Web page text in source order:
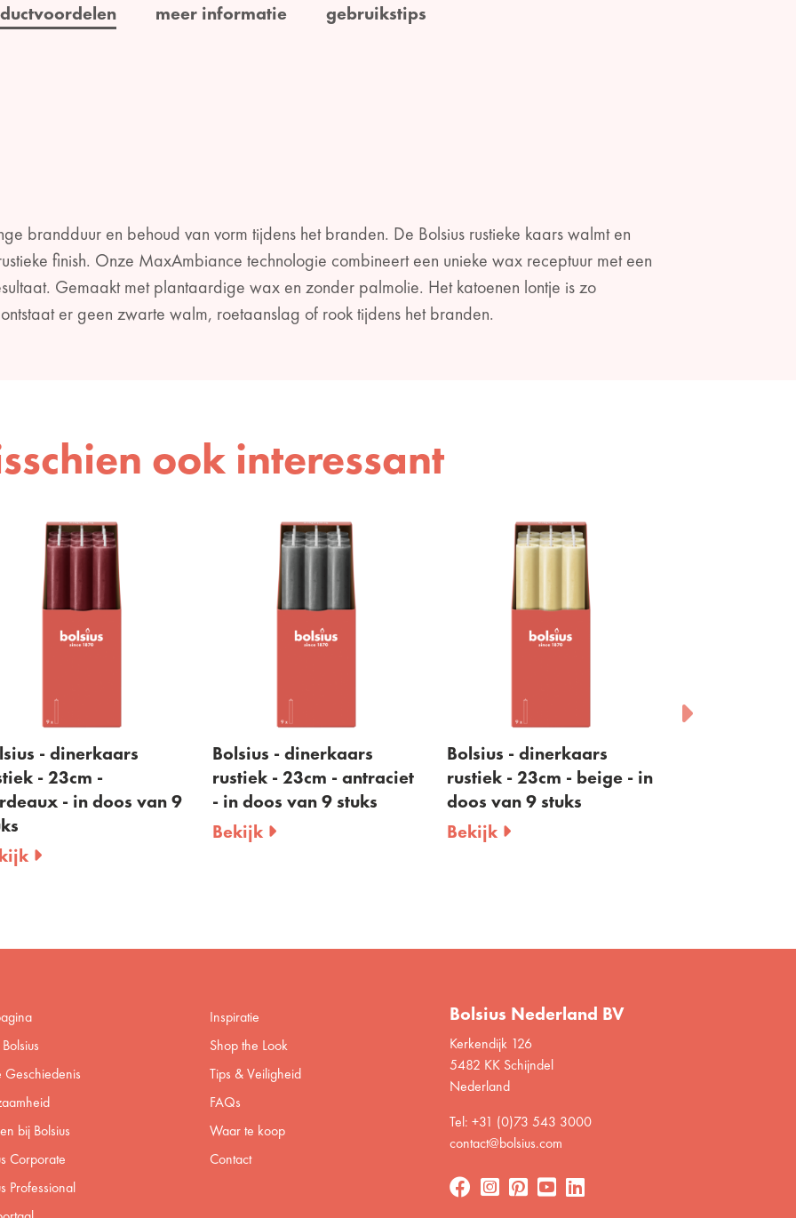
meer informatie gebruikstips
brandduur en behoud van vorm tijdens het branden. De Bolsius rustieke kaars walmt en
finish. Onze MaxAmbiance technologie combineert een unieke wax receptuur met een
Gemaakt met plantaardige wax en zonder palmolie. Het katoenen lontje is zo
er geen zwarte walm, roetaanslag of rook tijdens het branden.
ook interessant
- dinerkaars
- 23cm -
- in doos van 9
Bolsius - dinerkaars
rustiek - 23cm - antraciet
- in doos van 9 stuks
Bekijk
Bolsius - dinerkaars
rustiek - 23cm - beige - in
doos van 9 stuks
Bekijk
bij Bolsius
Corporate
Professional
Inspiratie
Shop the Look
Tips & Veiligheid
FAQs
Waar te koop
Contact
Bolsius Nederland BV
Kerkendijk 126
5482 KK Schijndel
Nederland
Tel: +31 (0)73 543 3000
contact@bolsius.com